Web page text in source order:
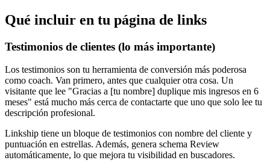
Qué incluir en tu página de links
Testimonios de clientes (lo más importante)
Los testimonios son tu herramienta de conversión más poderosa
como coach. Van primero, antes que cualquier otra cosa. Un
visitante que lee "Gracias a [tu nombre] duplique mis ingresos en 6
meses" está mucho más cerca de contactarte que uno que solo lee tu
descripción profesional.
Linkship tiene un bloque de testimonios con nombre del cliente y
puntuación en estrellas. Además, genera schema Review
automáticamente, lo que mejora tu visibilidad en buscadores.